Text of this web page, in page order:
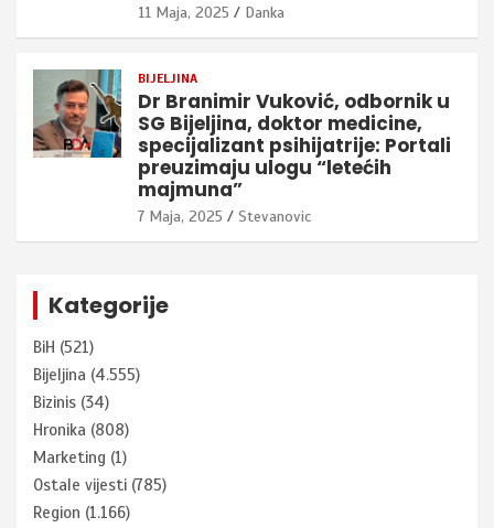
11 Maja, 2025 Danka
BIJELJINA
Dr Branimir Vuković, odbornik u
SG Bijeljina, doktor medicine,
specijalizant psihijatrije: Portali
preuzimaju ulogu “letećih
majmuna”
7 Maja, 2025 Stevanovic
Kategorije
BiH (521)
Bijeljina (4.555)
Bizinis (34)
Hronika (808)
Marketing (1)
Ostale vijesti (785)
Region (1.166)